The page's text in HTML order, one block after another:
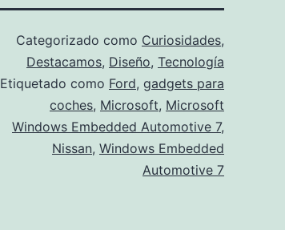
Categorizado como Curiosidades,
Destacamos, Diseño, Tecnología
Etiquetado como Ford, gadgets para
coches, Microsoft, Microsoft
Windows Embedded Automotive 7,
Nissan, Windows Embedded
Automotive 7